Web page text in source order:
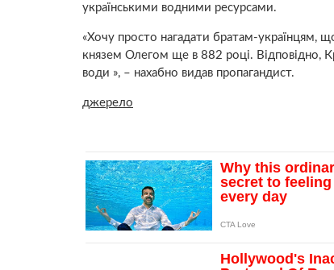
українськими водними ресурсами.
«Хочу просто нагадати братам-українцям,
князем Олегом ще в 882 році. Відповідно,
води », – нахабно видав пропагандист.
джерело